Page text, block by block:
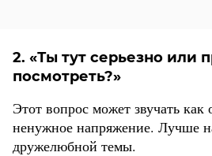
2. «Ты тут серьезно или
посмотреть?»
Этот вопрос может звучать как
ненужное напряжение. Лучше
дружелюбной темы.